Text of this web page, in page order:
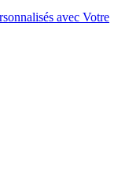
avec Votre